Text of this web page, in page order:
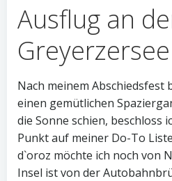
Ausflug an
Greyerzersee
Nach meinem Abschiedsfest
einen gemütlichen
die Sonne schien, beschloss
Punkt auf meiner Do-To
d`oroz möchte ich noch von
Insel ist von der